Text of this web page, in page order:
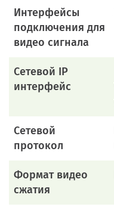
Интерфейсы
подключения для
видео сигнала
Сетевой IP
интерфейс
Сетевой
протокол
Формат видео
сжатия